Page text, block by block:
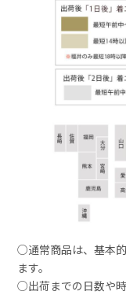
○通常商品は、基本
ます。
○出荷までの日数や